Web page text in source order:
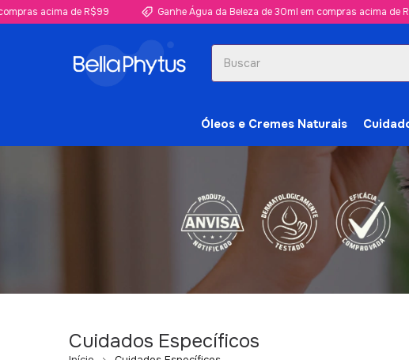
de R$99 Ganhe Água da Beleza de 30ml em compras acima de R$99
Óleos e Cremes Naturais
Cuidados Específicos